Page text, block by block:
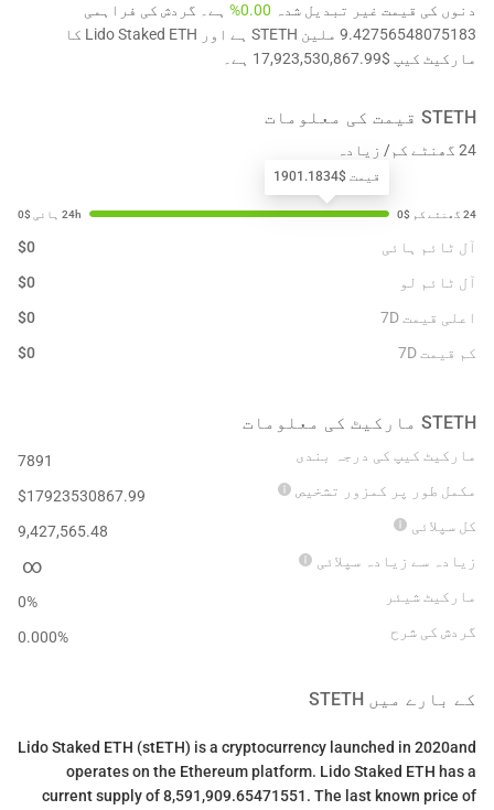
دنوں کی قیمت غیر تبدیل شدہ 0.00%
ہے۔ گردش کی فراہمی
9.42756548075183 ملین STETH ہے اور Lido Staked ETH کا
مارکیٹ کیپ $17,923,530,867.99 ہے۔
STETH قیمت کی معلومات
24 گھنٹے کم/ زیادہ
قیمت $1901.1834
آل ٹائم ہائی $0
آل ٹائم لو
$0
اعلی قیمت 7D
$0
کم قیمت 7D
$0
STETH مارکیٹ کی معلومات
مارکیٹ کیپ کی درجہ بندی
7891
مکمل طور پر کمزور تشخیص
$17923530867.99
کل سپلائی
9,427,565.48
زیادہ سے زیادہ سپلائی
∞
مارکیٹ شیئر
0%
گردش کی شرح
0.000%
کے بارے میں STETH
Lido Staked ETH (stETH) is a cryptocurrency launched in 2020and
operates on the Ethereum platform. Lido Staked ETH has a
current supply of 8,591,909.65471551. The last known price of